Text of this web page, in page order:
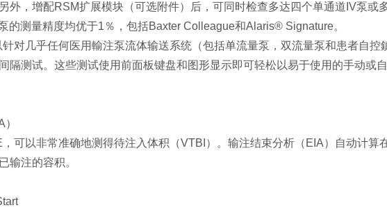
外，增配RSM扩展模块（可选附件）后，可同时检查多达四个单通道IV泵或
的测量精度均优于1％，包括Baxter Colleague和Alaris® Signature。
针对几乎任何医用輸注泵流体输送系统（包括单流量泵，双流量泵和患者自
隔测试。这些测试使用前面板键盘和图形显示即可轻松以易于使用的手动或自
，可以非常准确地测得待注入体积（VTBI）。输注结束分析（EIA）自动计算
输注的容积。